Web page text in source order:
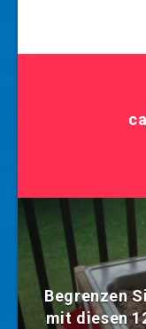
Begrenzen
mit diesen